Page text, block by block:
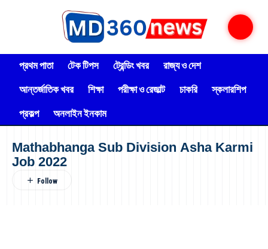
প্রথম পাতা টেক টিপস ট্রেন্ডিং খবর
রাজ্য ও দেশ
আন্তর্জাতিক খবর
শিক্ষা পরীক্ষা ও রেজাল্ট চাকরি
স্কলারশিপ
প্রকল্প
অনলাইন ইনকাম
Mathabhanga Sub Division Asha Karmi
Job 2022